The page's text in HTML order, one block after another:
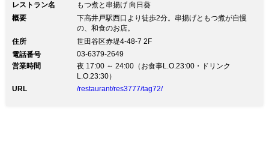
レストラン名
もつ煮と串揚げ 向日葵
概要
下高井戸駅西口より徒歩2分。串揚げともつ煮が自慢
の、和食のお店。
住所
世田谷区赤堤4-48-7 2F
電話番号
03-6379-2649
営業時間
夜 17:00 ～ 24:00（お食事L.O.23:00・ドリンク
L.O.23:30）
URL
/restaurant/res3777/tag72/